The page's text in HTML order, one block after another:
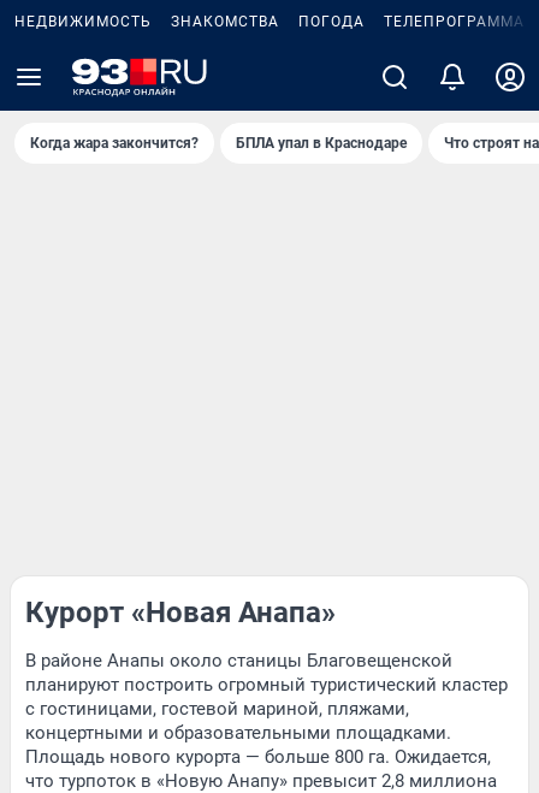
НЕДВИЖИМОСТЬ ЗНАКОМСТВА ПОГОДА ТЕЛЕПРОГРАММА
Когда жара закончится? БПЛА упал в Краснодаре Что строят
Курорт «Новая Анапа»
В районе Анапы около станицы Благовещенской
планируют построить огромный туристический кластер
с гостиницами, гостевой мариной, пляжами,
концертными и образовательными площадками.
Площадь нового курорта — больше 800 га. Ожидается,
что турпоток в «Новую Анапу» превысит 2,8 миллиона